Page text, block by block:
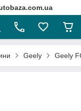
Geely Geely